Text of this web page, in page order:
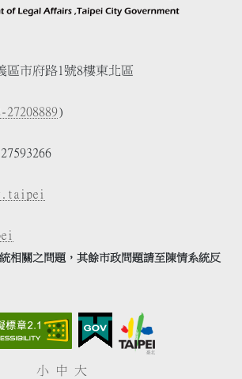
區市府路1號8樓東北區
27208889)
相關之問題，其餘市政問題請至陳情系統反
小 中 大